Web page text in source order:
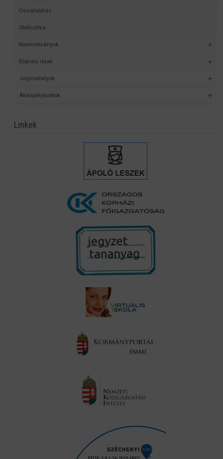
Önvalidálás
Statisztika
Nyomtatványok
Eljárási díjak
Jogszabályok
Álláspályázatok
Linkek